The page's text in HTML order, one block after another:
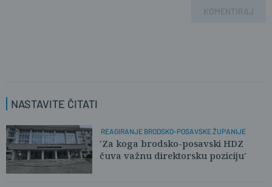
KOMENTIRAJ
NASTAVITE ČITATI
REAGIRANJE BRODSKO-POSAVSKE ŽUPANIJE
'Za koga brodsko-posavski HDZ
čuva važnu direktorsku poziciju'